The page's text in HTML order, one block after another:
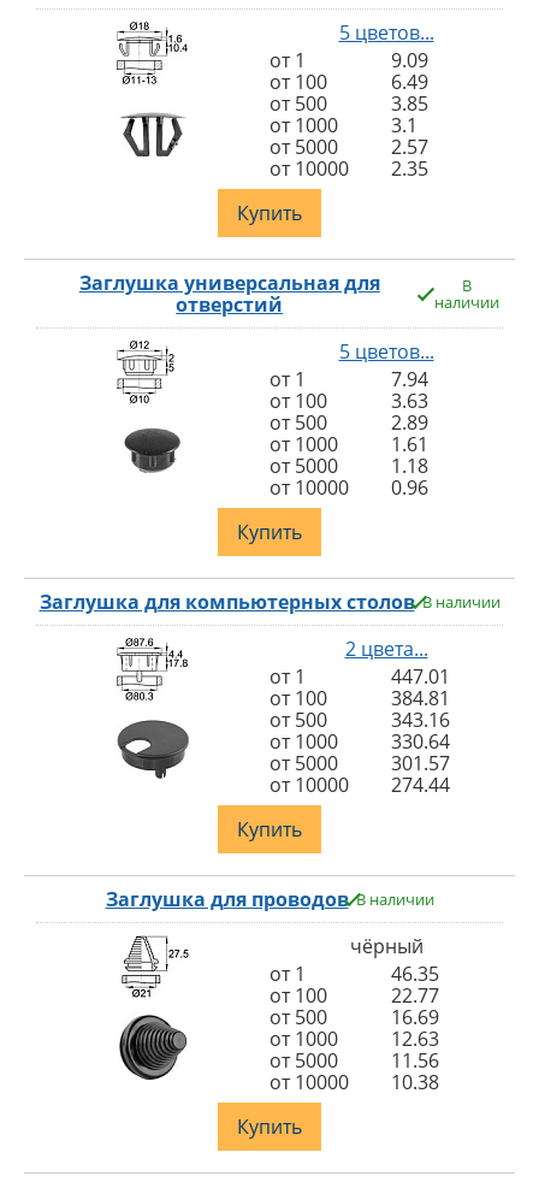
5 цветов...
от 1
9.09
от 100
6.49
от 500
3.85
от 1000
3.1
от 5000
2.57
от 10000
2.35
Купить
Заглушка универсальная для
отверстий
В
наличии
5 цветов...
от 1
7.94
от 100
3.63
от 500
2.89
от 1000
1.61
от 5000
1.18
от 10000
0.96
Купить
Заглушка для компьютерных столов В наличии
2 цвета...
от 1
447.01
от 100
384.81
от 500
343.16
от 1000
330.64
от 5000
301.57
от 10000
274.44
Купить
Заглушка для проводов В наличии
чёрный
от 1
46.35
от 100
22.77
от 500
16.69
от 1000
12.63
от 5000
11.56
от 10000
10.38
Купить